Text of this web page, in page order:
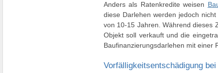
Anders als Ratenkredite weisen
diese Darlehen werden jedoch
von 10-15 Jahren. Während dieses
Objekt soll verkauft und die
Baufinanzierungsdarlehen mit einer
Vorfälligkeitsentschädigung